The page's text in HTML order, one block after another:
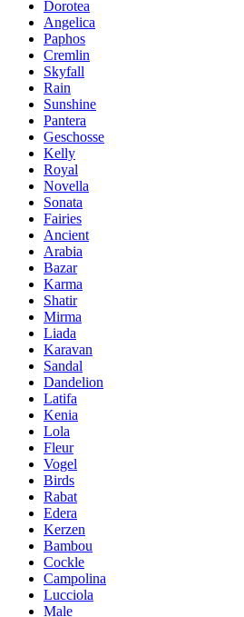
Dorotea
Angelica
Paphos
Cremlin
Skyfall
Rain
Sunshine
Pantera
Geschosse
Kelly
Royal
Novella
Sonata
Fairies
Ancient
Arabia
Bazar
Karma
Shatir
Mirma
Liada
Karavan
Sandal
Dandelion
Latifa
Kenia
Lola
Fleur
Vogel
Birds
Rabat
Edera
Kerzen
Bambou
Cockle
Campolina
Lucciola
Male